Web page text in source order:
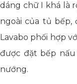
dáng chữ I khá là
ngoài của tủ bếp,
Lavabo phối hợp
được đặt bếp
nướng.